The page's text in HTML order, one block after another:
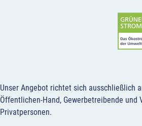
Unser Angebot richtet sich ausschließlich
Öffentlichen-Hand, Gewerbetreibende und
Privatpersonen.